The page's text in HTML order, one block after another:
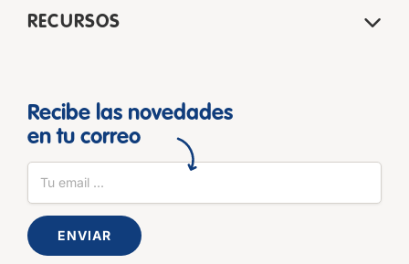
RECURSOS
Recibe las novedades
en tu correo
ENVIAR